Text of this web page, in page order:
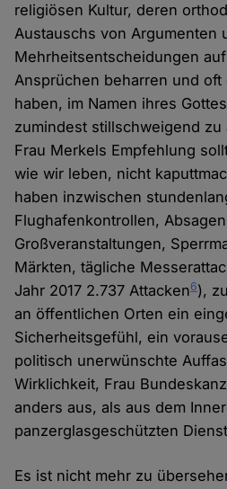
religiösen Kultur, deren
Austauschs von Argumenten
Mehrheitsentscheidungen
Ansprüchen beharren und
haben, im Namen ihres
zumindest stillschweigend zu
Frau Merkels Empfehlung
wie wir leben, nicht
haben inzwischen
Flughafenkontrollen,
Großveranstaltungen,
Märkten, tägliche
Jahr 2017 2.737 Attacken6),
an öffentlichen Orten ein
Sicherheitsgefühl, ein
politisch unerwünschte
Wirklichkeit, Frau
anders aus, als aus dem
panzerglasgeschützten
Es ist nicht mehr zu